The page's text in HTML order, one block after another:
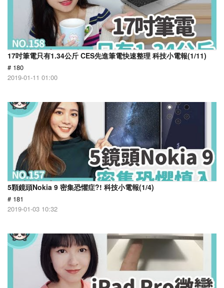
17吋筆電只有1.34公斤 CES先進筆電快速整理 科技小電報(1/11)
# 180
2019-01-11 01:00
5顆鏡頭Nokia 9 密集恐懼症?! 科技小電報(1/4)
# 181
2019-01-03 10:32